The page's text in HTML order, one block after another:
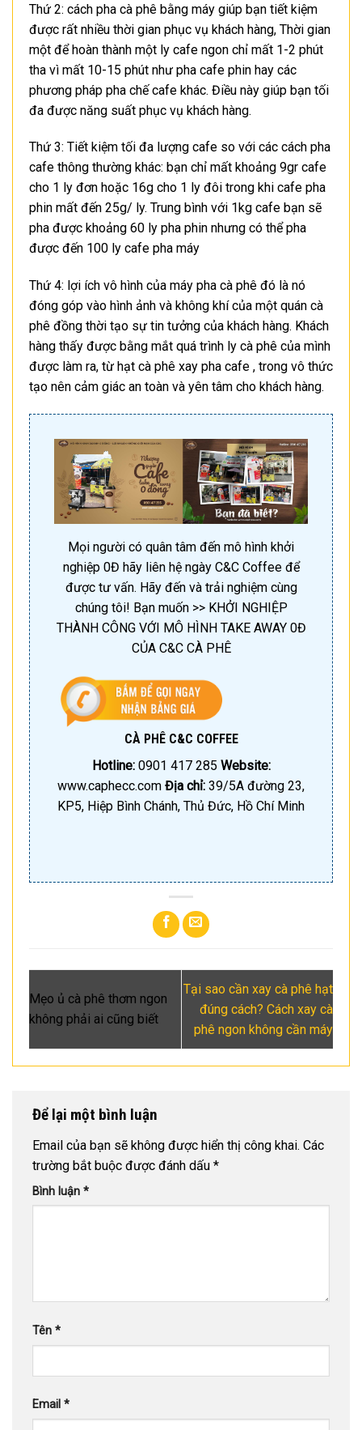
Thứ 2: cách pha cà phê bằng máy giúp bạn tiết kiệm
được rất nhiều thời gian phục vụ khách hàng, Thời gian
một để hoàn thành một ly cafe ngon chỉ mất 1-2 phút
tha vì mất 10-15 phút như pha cafe phin hay các
phương pháp pha chế cafe khác. Điều này giúp bạn tối
đa được năng suất phục vụ khách hàng.
Thứ 3: Tiết kiệm tối đa lượng cafe so với các cách pha
cafe thông thường khác: bạn chỉ mất khoảng 9gr cafe
cho 1 ly đơn hoặc 16g cho 1 ly đôi trong khi cafe pha
phin mất đến 25g/ ly. Trung bình với 1kg cafe bạn sẽ
pha được khoảng 60 ly pha phin nhưng có thể pha
được đến 100 ly cafe pha máy
Thứ 4: lợi ích vô hình của máy pha cà phê đó là nó
đóng góp vào hình ảnh và không khí của một quán cà
phê đồng thời tạo sự tin tưởng của khách hàng. Khách
hàng thấy được bằng mắt quá trình ly cà phê của mình
được làm ra, từ hạt cà phê xay pha cafe , trong vô thức
tạo nên cảm giác an toàn và yên tâm cho khách hàng.
Mọi người có quân tâm đến mô hình khởi
nghiệp 0Đ hãy liên hệ ngày C&C Coffee để
được tư vấn. Hãy đến và trải nghiệm cùng
chúng tôi! Bạn muốn >> KHỞI NGHIỆP
THÀNH CÔNG VỚI MÔ HÌNH TAKE AWAY 0Đ
CỦA C&C CÀ PHÊ
CÀ PHÊ C&C COFFEE
Hotline:0901 417 285 Website:
www.caphecc.com Địa chỉ: 39/5A đường 23,
KP5, Hiệp Bình Chánh, Thủ Đức, Hồ Chí Minh
Mẹo ủ cà phê thơm ngon
không phải ai cũng biết
Tại sao cần xay cà phê hạt
đúng cách? Cách xay cà
phê ngon không cần máy
Để lại một bình luận
Email của bạn sẽ không được hiển thị công khai. Các
trường bắt buộc được đánh dấu *
Bình luận *
Tên *
Email *